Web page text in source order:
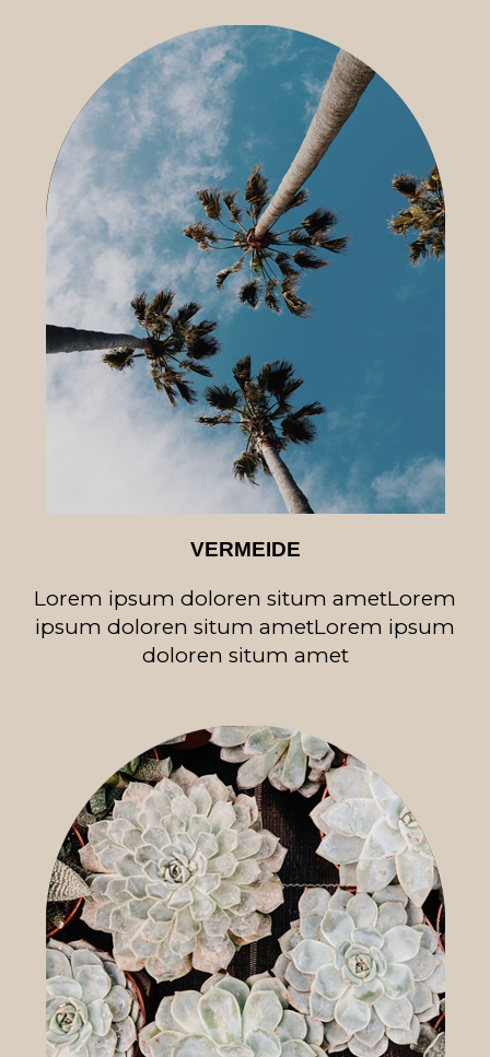
VERMEIDE
Lorem ipsum doloren situm ametLorem
ipsum doloren situm ametLorem ipsum
doloren situm amet